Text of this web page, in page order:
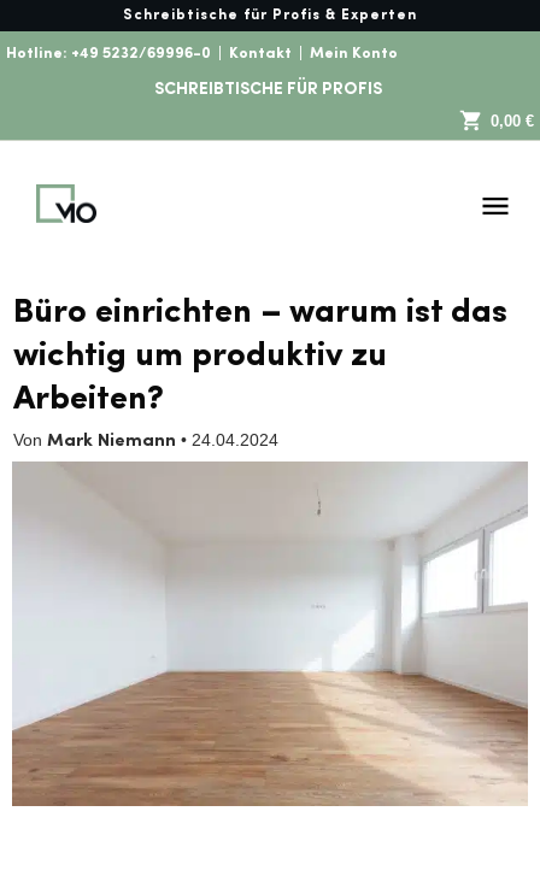
Schreibtische für Profis & Experten
Hotline: +49 5232/69996-0 Kontakt Mein Konto
SCHREIBTISCHE FÜR PROFIS
0,00 €
Büro einrichten – warum ist das
wichtig um produktiv zu
Arbeiten?
Von Mark Niemann • 24.04.2024